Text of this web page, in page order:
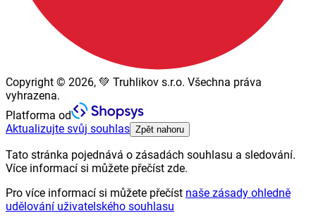
Copyright © 2026, 💚 Truhlikov s.r.o. Všechna práva
vyhrazena.
Platforma od
Aktualizujte svůj souhlas Zpět nahoru
Tato stránka pojednává o zásadách souhlasu a sledování.
Více informací si můžete přečíst zde.
Pro více informací si můžete přečíst naše zásady ohledně
udělování uživatelského souhlasu